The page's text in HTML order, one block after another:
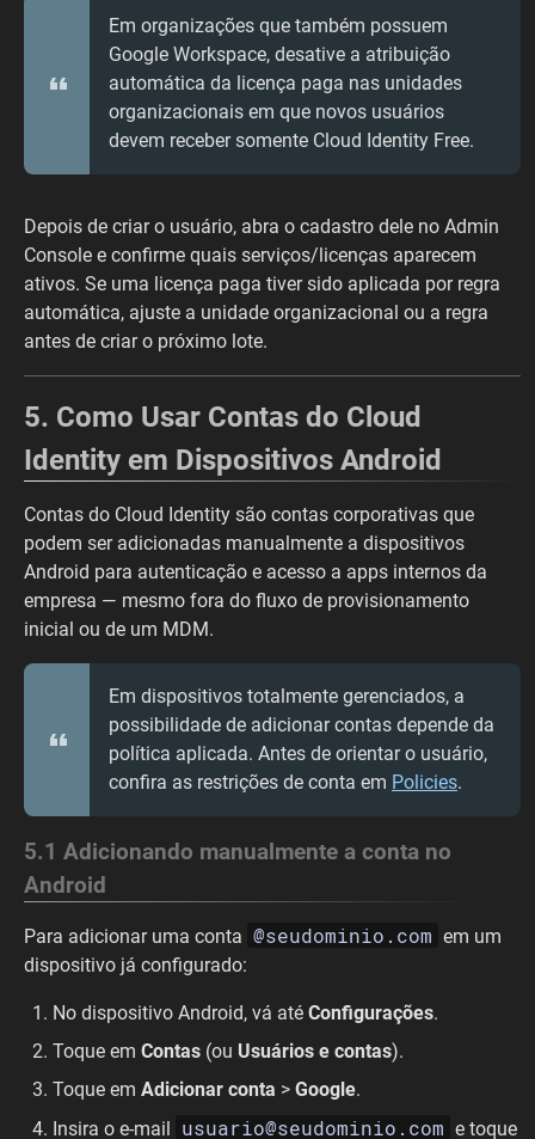
Em organizações que também possuem
Google Workspace, desative a atribuição
automática da licença paga nas unidades
organizacionais em que novos usuários
devem receber somente Cloud Identity Free.
Depois de criar o usuário, abra o cadastro dele no Admin
Console e confirme quais serviços/licenças aparecem
ativos. Se uma licença paga tiver sido aplicada por regra
automática, ajuste a unidade organizacional ou a regra
antes de criar o próximo lote.
5. Como Usar Contas do Cloud
Identity em Dispositivos Android
Contas do Cloud Identity são contas corporativas que
podem ser adicionadas manualmente a dispositivos
Android para autenticação e acesso a apps internos da
empresa — mesmo fora do fluxo de provisionamento
inicial ou de um MDM.
Em dispositivos totalmente gerenciados, a
possibilidade de adicionar contas depende da
política aplicada. Antes de orientar o usuário,
confira as restrições de conta em Policies.
5.1 Adicionando manualmente a conta no
Android
Para adicionar uma conta @seudominio.com em um
dispositivo já configurado:
No dispositivo Android, vá até Configurações.
Toque em Contas (ou Usuários e contas).
Toque em Adicionar conta > Google.
Insira o e-mail usuario@seudominio.com e toque